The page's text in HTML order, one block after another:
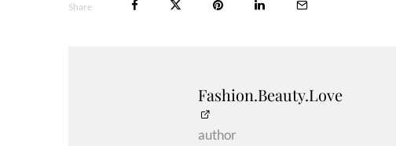
Share
Fashion.Beauty.Love
author